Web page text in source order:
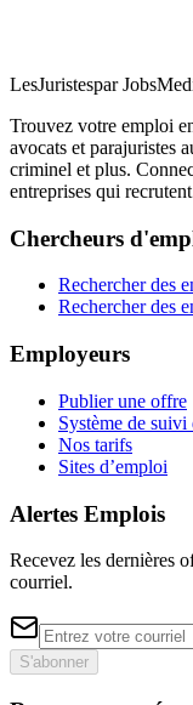
LesJuristespar
Trouvez votre emploi
avocats et parajuristes
criminel et plus.
entreprises qui
Chercheurs
Rechercher des
Rechercher des
Employeurs
Publier une offre
Système de suivi
Nos tarifs
Sites d’emploi
Alertes Emplois
Recevez les dernières
courriel.
S'abonner